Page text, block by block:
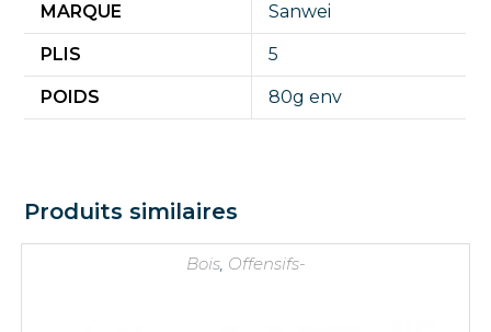
MARQUE Sanwei
PLIS 5
POIDS 80g env
Produits similaires
Bois, Offensifs-